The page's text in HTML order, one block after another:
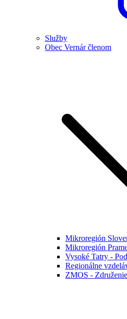
Služby
Obec Vernár členom
Mikroregión
Mikroregión
Vysoké Tatry -
Regionálne
ZMOS -